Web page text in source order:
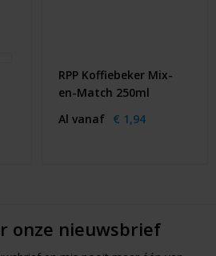
RPP Koffiebeker Mix-
en-Match 250ml
Al vanaf € 1,94
onze nieuwsbrief